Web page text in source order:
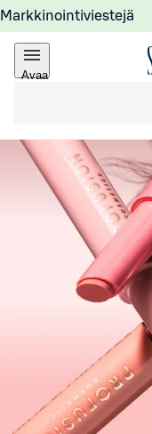
Markkinointiviestejä
Avaa